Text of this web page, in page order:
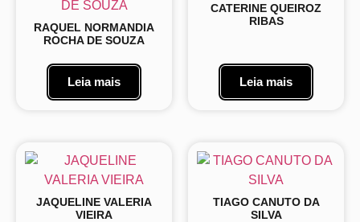
RAQUEL NORMANDIA
ROCHA DE SOUZA
Leia mais
CATERINE QUEIROZ
RIBAS
Leia mais
JAQUELINE VALERIA
VIEIRA
TIAGO CANUTO DA
SILVA